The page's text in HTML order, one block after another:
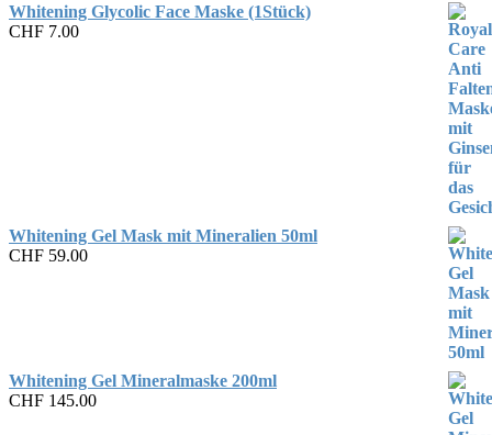
Whitening Glycolic Face Maske (1Stück)
CHF 7.00
Whitening Gel Mask mit Mineralien 50ml
CHF 59.00
Whitening Gel Mineralmaske 200ml
CHF 145.00